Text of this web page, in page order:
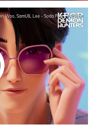
Woo, SamUIL Lee - Soda Pop - YouTube